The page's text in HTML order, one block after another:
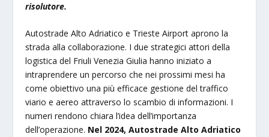
risolutore.
Autostrade Alto Adriatico e Trieste Airport aprono la
strada alla collaborazione. I due strategici attori della
logistica del Friuli Venezia Giulia hanno iniziato a
intraprendere un percorso che nei prossimi mesi ha
come obiettivo una più efficace gestione del traffico
viario e aereo attraverso lo scambio di informazioni. I
numeri rendono chiara l’idea dell’importanza
dell’operazione. Nel 2024, Autostrade Alto Adriatico